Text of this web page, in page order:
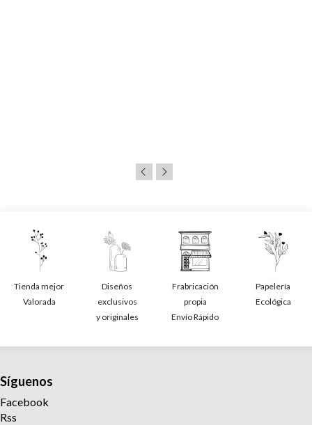
Tienda mejor
Valorada
Diseños
exclusivos
y originales
Frabricación
propia
Envío Rápido
Papelería
Ecológica
Síguenos
Facebook
Rss